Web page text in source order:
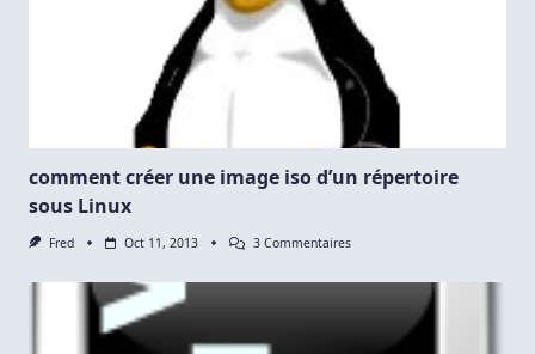
comment créer une image iso d’un répertoire
sous Linux
Fred Oct 11, 2013 3 CommentairesSur